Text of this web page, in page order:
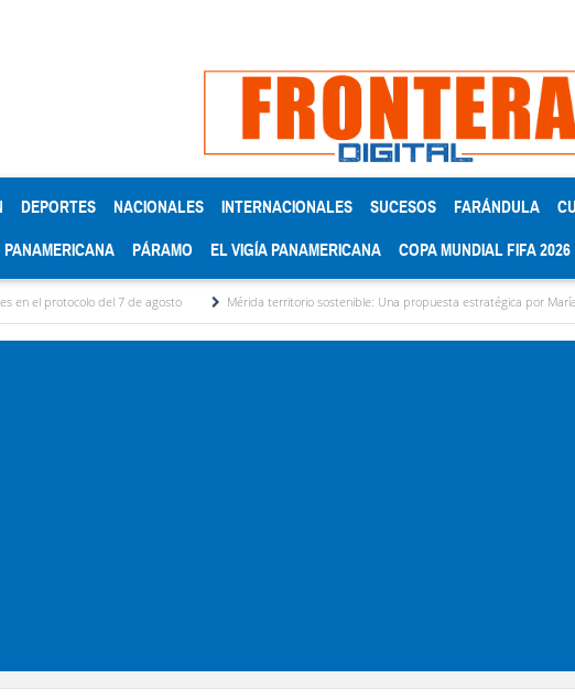
DEPORTES NACIONALES INTERNACIONALES SUCESOS FARÁNDULA
PANAMERICANA PÁRAMO EL VIGÍA PANAMERICANA COPA MUNDIAL FIFA 2026
del 7 de agosto Mérida territorio sostenible: Una propuesta estratégica por María Eugenia Febres